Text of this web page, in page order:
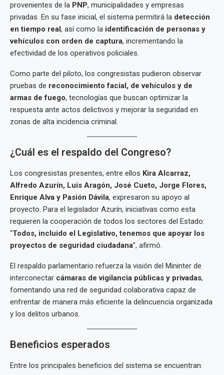
provenientes de la PNP, municipalidades y empresas
privadas. En su fase inicial, el sistema permitirá la detección
en tiempo real, así como la identificación de personas y
vehículos con orden de captura, incrementando la
efectividad de los operativos policiales.
Como parte del piloto, los congresistas pudieron observar
pruebas de reconocimiento facial, de vehículos y de
armas de fuego, tecnologías que buscan optimizar la
respuesta ante actos delictivos y mejorar la seguridad en
zonas de alta incidencia criminal.
¿Cuál es el respaldo del Congreso?
Los congresistas presentes, entre ellos Kira Alcarraz,
Alfredo Azurín, Luis Aragón, José Cueto, Jorge Flores,
Enrique Alva y Pasión Dávila, expresaron su apoyo al
proyecto. Para el legislador Azurín, iniciativas como esta
requieren la cooperación de todos los sectores del Estado:
“Todos, incluido el Legislativo, tenemos que apoyar los
proyectos de seguridad ciudadana”, afirmó.
El respaldo parlamentario refuerza la visión del Mininter de
interconectar cámaras de vigilancia públicas y privadas,
fomentando una red de seguridad colaborativa capaz de
enfrentar de manera más eficiente la delincuencia organizada
y los delitos urbanos.
Beneficios esperados
Entre los principales beneficios del sistema se encuentran: